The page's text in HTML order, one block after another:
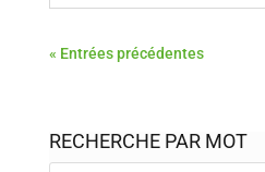
« Entrées précédentes
RECHERCHE PAR MOT